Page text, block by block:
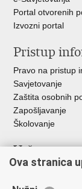
Portal otvorenih
Izvozni portal
Pristup
Pravo na pristup
Savjetovanje
Zaštita osobnih
Zapošljavanje
Školovanje
Važne
Ministarstvo
Ova stranica